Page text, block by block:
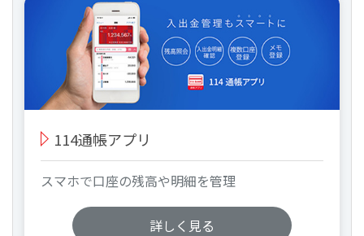
114通帳アプリ
スマホで口座の残高や明細を管理
詳しく見る